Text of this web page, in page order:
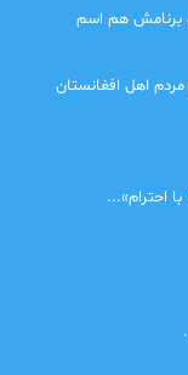
برنامش هم اسم
اهل افغانستان
احترام»...